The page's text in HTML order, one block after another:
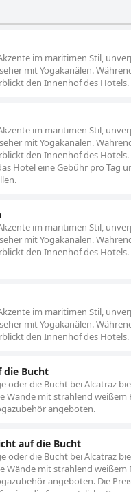
im maritimen Stil,
mit Yogakanälen.
den Innenhof des Hotels.
im maritimen Stil,
mit Yogakanälen.
den Innenhof des
Hotel eine Gebühr pro Tag
im maritimen Stil,
mit Yogakanälen.
den Innenhof des
im maritimen Stil,
mit Yogakanälen.
den Innenhof des Hotels.
die Bucht
oder die Bucht bei Alcatraz
mit strahlend weißem
angeboten.
auf die Bucht
oder die Bucht bei Alcatraz
mit strahlend weißem
angeboten. Die